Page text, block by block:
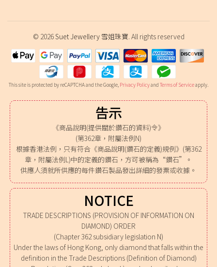
© 2026Suet Jewellery 雪姐珠寶. All rights reserved
This site is protected by reCAPTCHA and the Google, Privacy Policyand Terms of Serviceapply.
告示
《商品說明(提供關於鑽石的資料)令》
(第362章，附屬法例N)
根據香港法例，只有符合《商品說明(鑽石的定義)規例》(第362
章，附屬法例L)中的定義的鑽石，方可被稱為“鑽石”。
供應人須就所供應的每件鑽石製品發出詳細的發票或收據。
NOTICE
TRADE DESCRIPTIONS (PROVISION OF INFORMATION ON
DIAMOND) ORDER
(Chapter 362 subsidiary legislation N)
Under the laws of Hong Kong, only diamond that falls within the
definition in the Trade Descriptions (Definition of Diamond)